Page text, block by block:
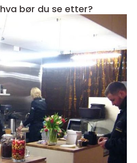
Advokat Ålesund hva bør du se etter?